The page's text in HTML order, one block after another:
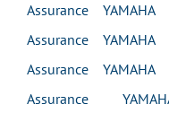
Assurance
Assurance
Assurance
Assurance